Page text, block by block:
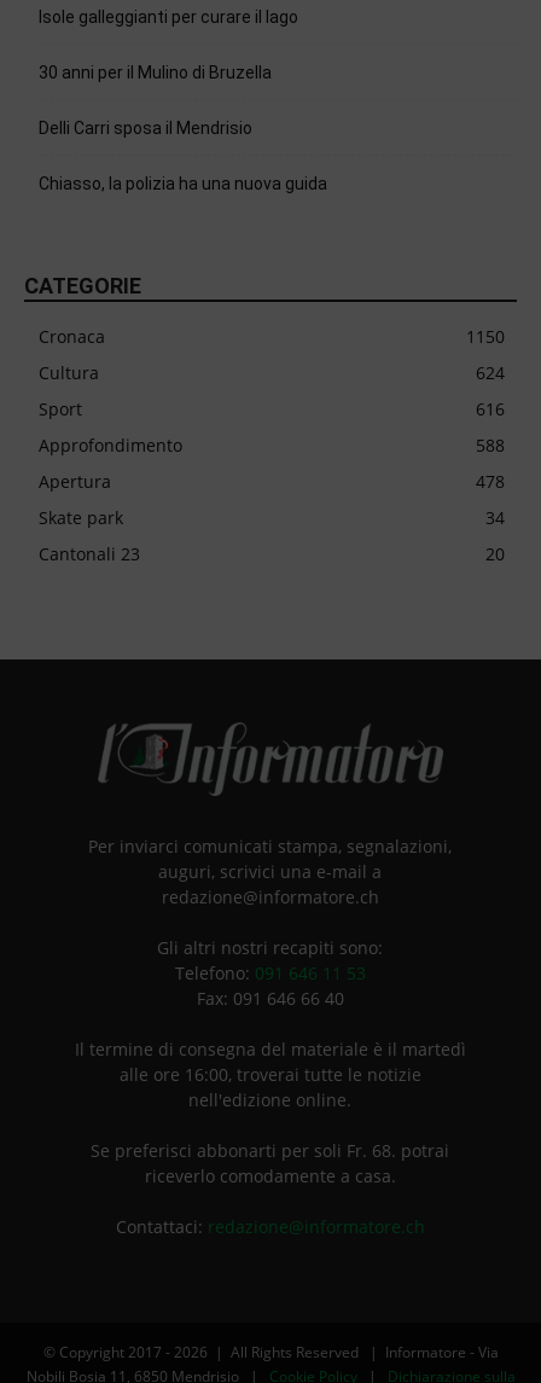
Isole galleggianti per curare il lago
30 anni per il Mulino di Bruzella
Delli Carri sposa il Mendrisio
Chiasso, la polizia ha una nuova guida
CATEGORIE
Cronaca
1150
Cultura
624
Sport
616
Approfondimento
588
Apertura
478
Skate park
34
Cantonali 23
20
Per inviarci comunicati stampa, segnalazioni,
auguri, scrivici una e-mail a
redazione@informatore.ch
Gli altri nostri recapiti sono:
Telefono: 091 646 11 53
Fax: 091 646 66 40
Il termine di consegna del materiale è il martedì
alle ore 16:00, troverai tutte le notizie
nell'edizione online.
Se preferisci abbonarti per soli Fr. 68. potrai
riceverlo comodamente a casa.
Contattaci: redazione@informatore.ch
© Copyright 2017 - 2026 | All Rights Reserved | Informatore - Via
Nobili Bosia 11, 6850 Mendrisio | Cookie Policy| Dichiarazione sulla